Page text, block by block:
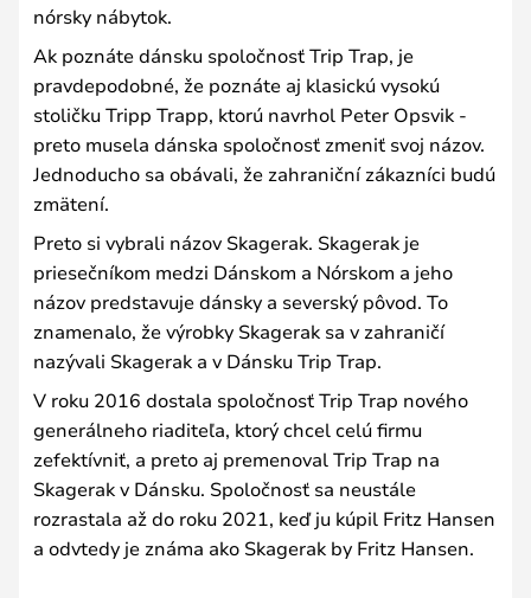
nórsky nábytok.
Ak poznáte dánsku spoločnosť Trip Trap, je
pravdepodobné, že poznáte aj klasickú vysokú
stoličku Tripp Trapp, ktorú navrhol Peter Opsvik -
preto musela dánska spoločnosť zmeniť svoj názov.
Jednoducho sa obávali, že zahraniční zákazníci budú
zmätení.
Preto si vybrali názov Skagerak. Skagerak je
priesečníkom medzi Dánskom a Nórskom a jeho
názov predstavuje dánsky a severský pôvod. To
znamenalo, že výrobky Skagerak sa v zahraničí
nazývali Skagerak a v Dánsku Trip Trap.
V roku 2016 dostala spoločnosť Trip Trap nového
generálneho riaditeľa, ktorý chcel celú firmu
zefektívniť, a preto aj premenoval Trip Trap na
Skagerak v Dánsku. Spoločnosť sa neustále
rozrastala až do roku 2021, keď ju kúpil Fritz Hansen
a odvtedy je známa ako Skagerak by Fritz Hansen.